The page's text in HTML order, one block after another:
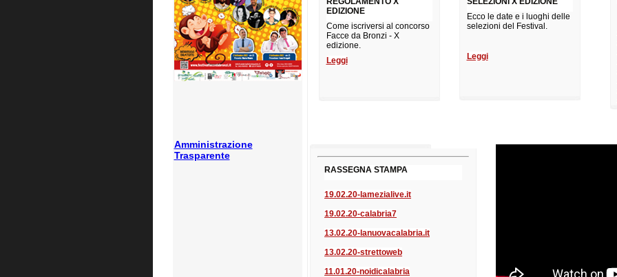
Amministrazione
Trasparente
EDIZIONE
Come iscriversi al concorso
Facce da Bronzi - X
edizione.
Leggi
Ecco le date e i luoghi delle
selezioni del Festival.
Leggi
RASSEGNA STAMPA
19.02.20-lamezialive.it
19.02.20-calabria7
13.02.20-lanuovacalabria.it
13.02.20-strettoweb
11.01.20-noidicalabria